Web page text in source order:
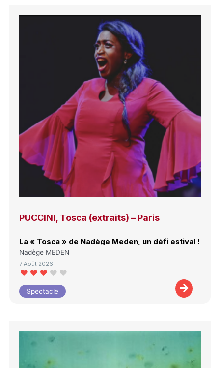
PUCCINI, Tosca (extraits) – Paris
La « Tosca » de Nadège Meden, un défi estival !
Nadège MEDEN
7 Août 2026
Spectacle